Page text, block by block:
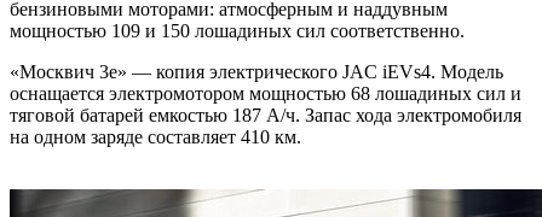
бензиновыми моторами: атмосферным и наддувным
мощностью 109 и 150 лошадиных сил соответственно.
«Москвич 3е» — копия электрического JAC iEVs4. Модель
оснащается электромотором мощностью 68 лошадиных сил и
тяговой батарей емкостью 187 А/ч. Запас хода электромобиля
на одном заряде составляет 410 км.